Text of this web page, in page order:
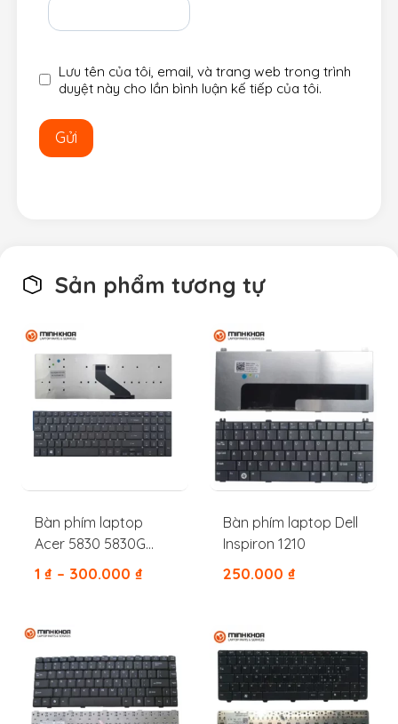
Lưu tên của tôi, email, và trang web trong trình
duyệt này cho lần bình luận kế tiếp của tôi.
Sản phẩm tương tự
Bàn phím laptop
Acer 5830 5830G
5830T 5830TG 5755
1 ₫ – 300.000 ₫
Bàn phím laptop Dell
Inspiron 1210
250.000 ₫